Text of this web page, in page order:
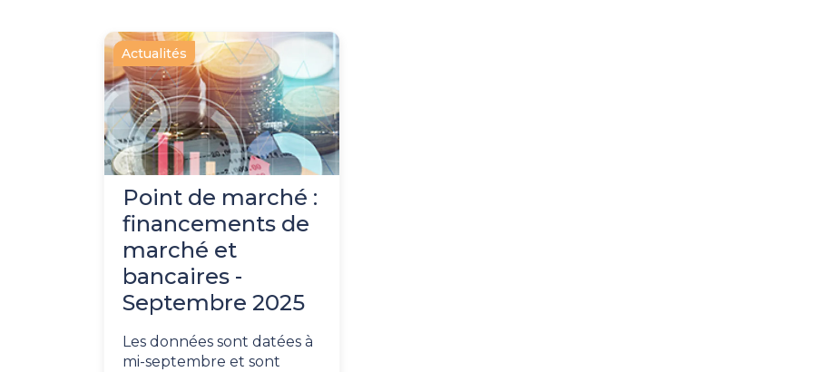
Actualités
Point de marché :
financements de
marché et
bancaires -
Septembre 2025
Les données sont datées à
mi-septembre et sont